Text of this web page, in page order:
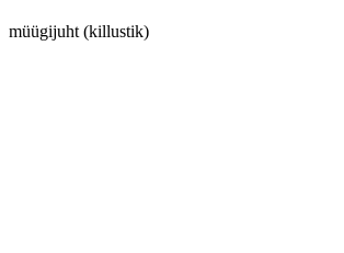
müügijuht (killustik)